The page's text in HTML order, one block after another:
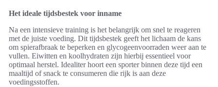
Het ideale tijdsbestek voor inname
Na een intensieve training is het belangrijk om snel te reageren
met de juiste voeding. Dit tijdsbestek geeft het lichaam de kans
om spierafbraak te beperken en glycogeenvoorraden weer aan te
vullen. Eiwitten en koolhydraten zijn hierbij essentieel voor
optimaal herstel. Idealiter hoort een sporter binnen deze tijd een
maaltijd of snack te consumeren die rijk is aan deze
voedingsstoffen.